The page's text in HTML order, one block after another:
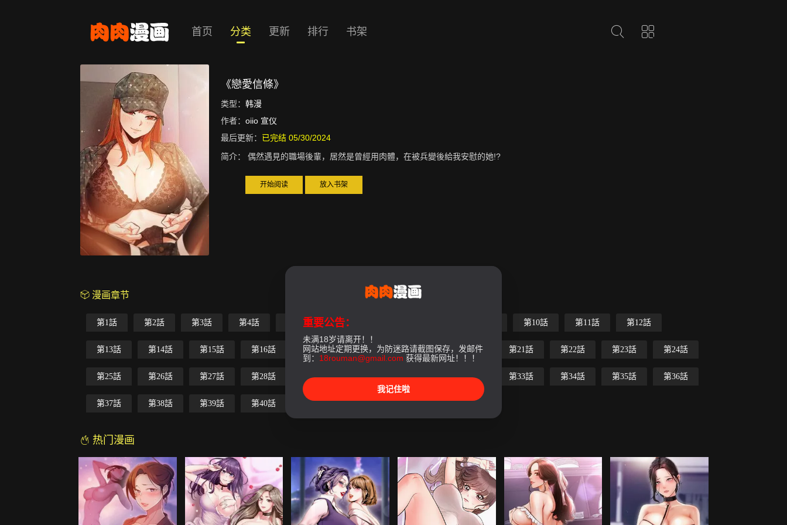
首页 分类 更新 排行 书架
《戀愛信條》
类型： 韩漫
作者： oiio 宣仪
最后更新： 已完结 05/30/2024
简介：
偶然遇見的職場後輩，居然是曾經用肉體，在被兵變後給我安慰的她!?
开始阅读 放入书架
漫画章节
第1話 第2話 第3話 第4話 第5話 第6話 第10話 第11話 第12話
第13話 第14話 第15話 第16話 第17話 第18話 第19話 第20話 第21話 第22話 第23話 第24話
第25話 第26話 第27話 第28話 第29話 第30話 第31話 第32話 第33話 第34話 第35話 第36話
第37話 第38話 第39話 第40話
热门漫画
重要公告：
未满18岁请离开！！
网站地址定期更换，为防迷路请截图保存，发邮件
到： 18rouman@gmail.com 获得最新网址！！！
我记住啦